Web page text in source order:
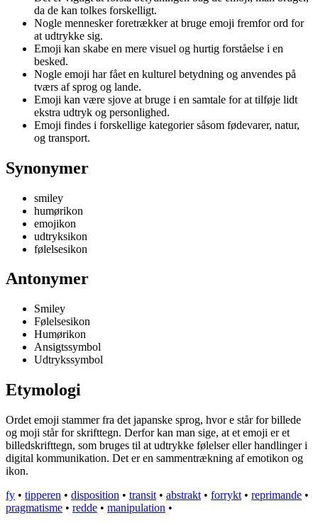
da de kan tolkes forskelligt.
Nogle mennesker foretrækker at bruge emoji fremfor ord for
at udtrykke sig.
Emoji kan skabe en mere visuel og hurtig forståelse i en
besked.
Nogle emoji har fået en kulturel betydning og anvendes på
tværs af sprog og lande.
Emoji kan være sjove at bruge i en samtale for at tilføje lidt
ekstra udtryk og personlighed.
Emoji findes i forskellige kategorier såsom fødevarer, natur,
og transport.
Synonymer
smiley
humørikon
emojikon
udtryksikon
følelsesikon
Antonymer
Smiley
Følelsesikon
Humørikon
Ansigtssymbol
Udtrykssymbol
Etymologi
Ordet emoji stammer fra det japanske sprog, hvor e står for billede
og moji står for skrifttegn. Derfor kan man sige, at et emoji er et
billedskrifttegn, som bruges til at udtrykke følelser eller handlinger i
digital kommunikation. Det er en sammentrækning af emotikon og
ikon.
fy • tipperen • disposition • transit • abstrakt • forrykt • reprimande •
pragmatisme • redde • manipulation •